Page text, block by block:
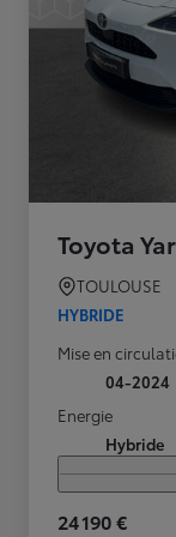
Toyota
TOULOUSE
HYBRIDE
Mise en
04-2024
Energie
Hybride
24 190 €